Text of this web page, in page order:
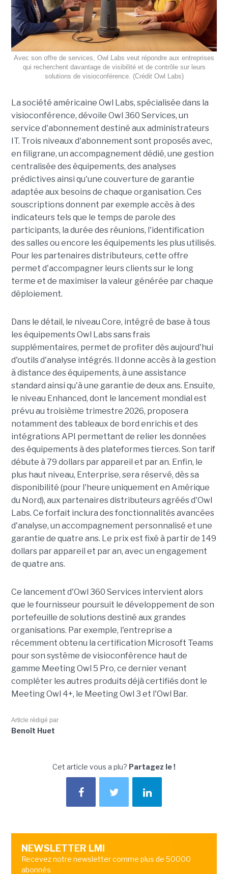
Avec son offre de services, Owl Labs veut répondre aux entreprises
qui recherchent davantage de visibilité et de contrôle sur leurs
solutions de visioconférence. (Crédit Owl Labs)
La société américaine Owl Labs, spécialisée dans la
visioconférence, dévoile Owl 360 Services, un
service d'abonnement destiné aux administrateurs
IT. Trois niveaux d'abonnement sont proposés avec,
en filigrane, un accompagnement dédié, une gestion
centralisée des équipements, des analyses
prédictives ainsi qu'une couverture de garantie
adaptée aux besoins de chaque organisation. Ces
souscriptions donnent par exemple accès à des
indicateurs tels que le temps de parole des
participants, la durée des réunions, l'identification
des salles ou encore les équipements les plus utilisés.
Pour les partenaires distributeurs, cette offre
permet d'accompagner leurs clients sur le long
terme et de maximiser la valeur générée par chaque
déploiement.
Dans le détail, le niveau Core, intégré de base à tous
les équipements Owl Labs sans frais
supplémentaires, permet de profiter dès aujourd'hui
d'outils d'analyse intégrés. Il donne accès à la gestion
à distance des équipements, à une assistance
standard ainsi qu'à une garantie de deux ans. Ensuite,
le niveau Enhanced, dont le lancement mondial est
prévu au troisième trimestre 2026, proposera
notamment des tableaux de bord enrichis et des
intégrations API permettant de relier les données
des équipements à des plateformes tierces. Son tarif
débute à 79 dollars par appareil et par an. Enfin, le
plus haut niveau, Enterprise, sera réservé, dès sa
disponibilité (pour l'heure uniquement en Amérique
du Nord), aux partenaires distributeurs agréés d'Owl
Labs. Ce forfait inclura des fonctionnalités avancées
d'analyse, un accompagnement personnalisé et une
garantie de quatre ans. Le prix est fixé à partir de 149
dollars par appareil et par an, avec un engagement
de quatre ans.
Ce lancement d'Owl 360 Services intervient alors
que le fournisseur poursuit le développement de son
portefeuille de solutions destiné aux grandes
organisations. Par exemple, l'entreprise a
récemment obtenu la certification Microsoft Teams
pour son système de visioconférence haut de
gamme Meeting Owl 5 Pro, ce dernier venant
compléter les autres produits déjà certifiés dont le
Meeting Owl 4+, le Meeting Owl 3 et l'Owl Bar.
Article rédigé par
Benoît Huet
Cet article vous a plu? Partagez le !
NEWSLETTER LMI
Recevez notre newsletter comme plus de 50000
abonnés